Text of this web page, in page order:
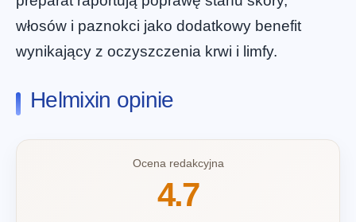
włosów i paznokci jako dodatkowy benefit
wynikający z oczyszczenia krwi i limfy.
Helmixin opinie
Ocena redakcyjna
4.7